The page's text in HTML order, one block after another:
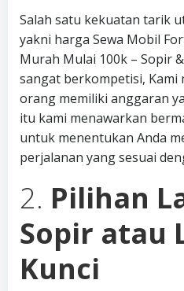
Salah satu kekuatan tarik
yakni harga Sewa Mobil
Murah Mulai 100k – Sopir
sangat berkompetisi, Kami
orang memiliki anggaran
itu kami menawarkan
untuk menentukan Anda
perjalanan yang sesuai
2. Pilihan
Sopir atau
Kunci